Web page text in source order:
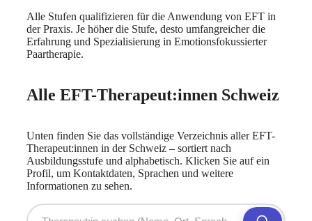
Alle Stufen qualifizieren für die Anwendung von EFT in
der Praxis. Je höher die Stufe, desto umfangreicher die
Erfahrung und Spezialisierung in Emotionsfokussierter
Paartherapie.
Alle EFT-Therapeut:innen Schweiz
Unten finden Sie das vollständige Verzeichnis aller EFT-
Therapeut:innen in der Schweiz – sortiert nach
Ausbildungsstufe und alphabetisch. Klicken Sie auf ein
Profil, um Kontaktdaten, Sprachen und weitere
Informationen zu sehen.